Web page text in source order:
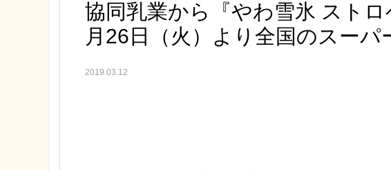
協同乳業から『やわ雪氷 スト
月26日（火）より全国のスーパ
2019.03.12